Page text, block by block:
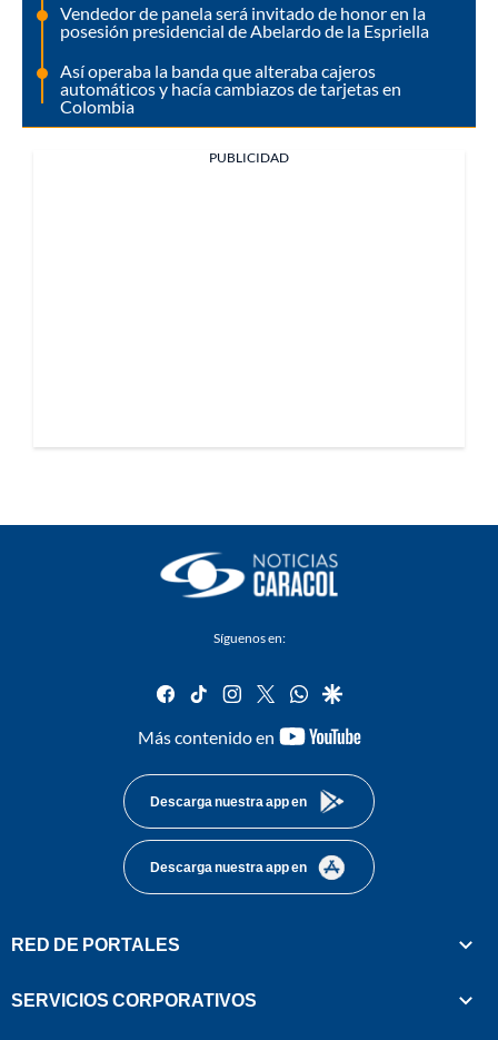
Vendedor de panela será invitado de honor en la
posesión presidencial de Abelardo de la Espriella
Así operaba la banda que alteraba cajeros
automáticos y hacía cambiazos de tarjetas en
Colombia
PUBLICIDAD
Síguenos en:
facebook
tiktok instagram
twitterwhatsapp
google
Más contenido en
youtube-
Descarga nuestra app en
Descarga nuestra app en
RED DE PORTALES
SERVICIOS CORPORATIVOS